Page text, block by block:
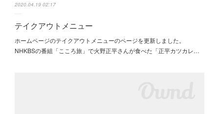
2020.04.19 02:17
テイクアウトメニュー
ホームページのテイクアウトメニューのページを更新しました。
NHKBSの番組「こころ旅」で火野正平さんが食べた「正平カツカレ…